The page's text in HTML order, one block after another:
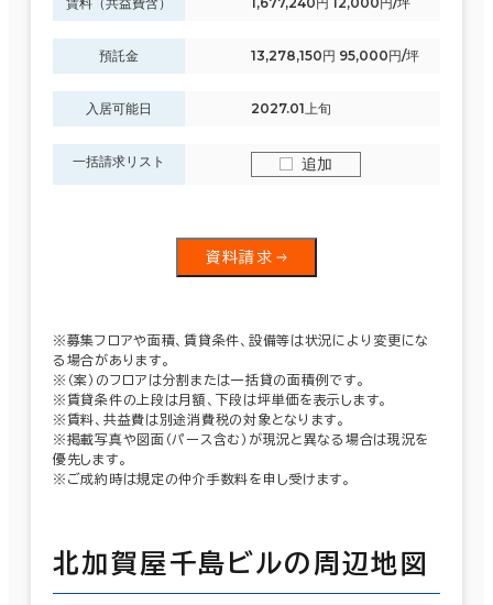
預託金 13,278,150円 95,000円/坪
入居可能日 2027.01上旬
一括請求リスト 追加
資料請求
※募集フロアや面積、賃貸条件、設備等は状況により変更にな
る場合があります。
※（案）のフロアは分割または一括貸の面積例です。
※賃貸条件の上段は月額、下段は坪単価を表示します。
※賃料、共益費は別途消費税の対象となります。
※掲載写真や図面（パース含む）が現況と異なる場合は現況を
優先します。
※ご成約時は規定の仲介手数料を申し受けます。
北加賀屋千島ビルの周辺地図